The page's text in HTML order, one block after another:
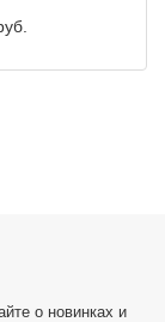
о новинках и